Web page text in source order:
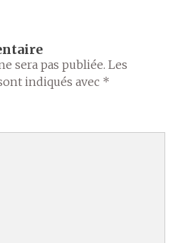
sera pas publiée. Les
indiqués avec *